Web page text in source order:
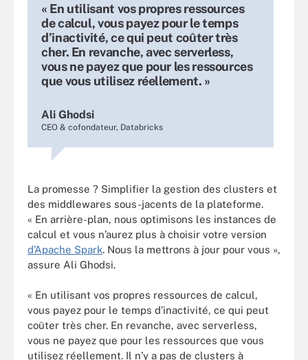
« En utilisant vos propres ressources
de calcul, vous payez pour le temps
d’inactivité, ce qui peut coûter très
cher. En revanche, avec serverless,
vous ne payez que pour les ressources
que vous utilisez réellement. »
Ali Ghodsi
CEO & cofondateur, Databricks
La promesse ? Simplifier la gestion des clusters et
des middlewares sous-jacents de la plateforme.
« En arrière-plan, nous optimisons les instances de
calcul et vous n’aurez plus à choisir votre version
d’Apache Spark. Nous la mettrons à jour pour vous »,
assure Ali Ghodsi.
« En utilisant vos propres ressources de calcul,
vous payez pour le temps d’inactivité, ce qui peut
coûter très cher. En revanche, avec serverless,
vous ne payez que pour les ressources que vous
utilisez réellement. Il n’y a pas de clusters à